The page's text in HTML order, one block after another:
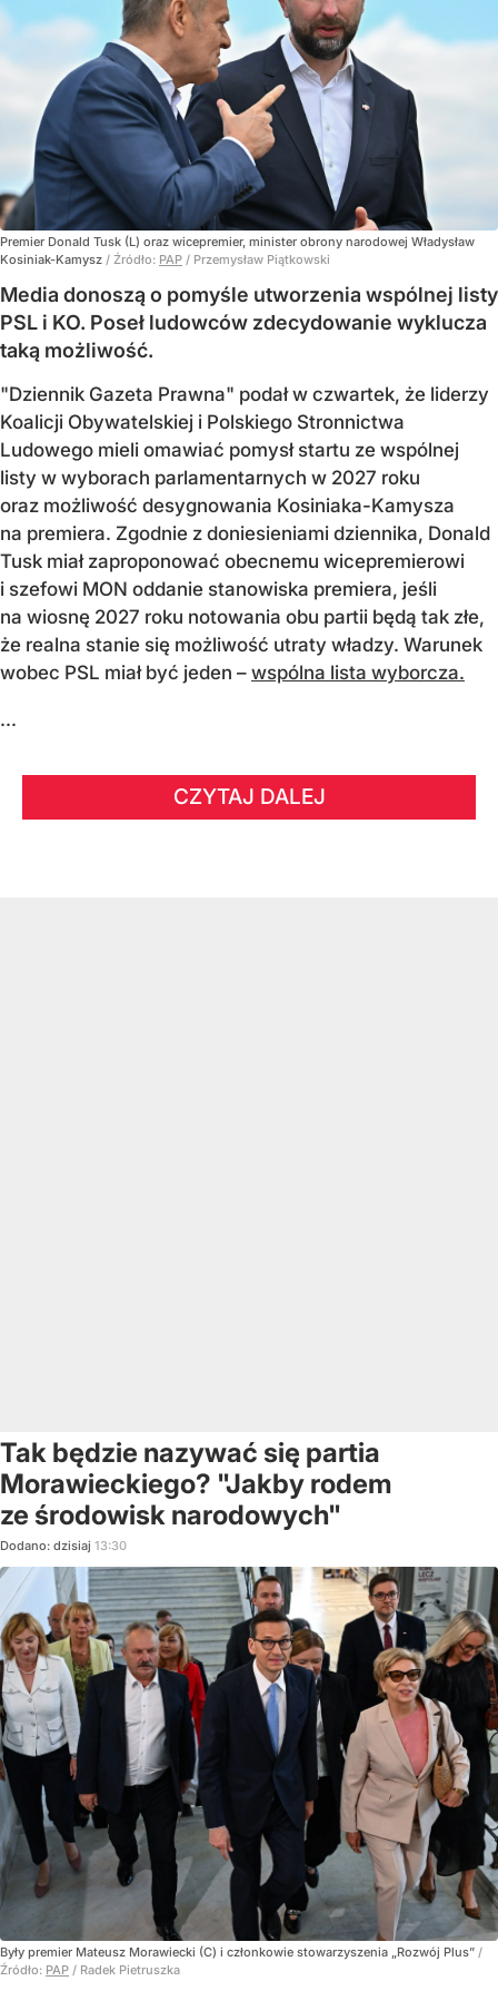
Premier Donald Tusk (L) oraz wicepremier, minister obrony narodowej Władysław
Kosiniak-Kamysz / Źródło: PAP / Przemysław Piątkowski
Media donoszą o pomyśle utworzenia wspólnej listy
PSL i KO. Poseł ludowców zdecydowanie wyklucza
taką możliwość.
"Dziennik Gazeta Prawna" podał w czwartek, że liderzy
Koalicji Obywatelskiej i Polskiego Stronnictwa
Ludowego mieli omawiać pomysł startu ze wspólnej
listy w wyborach parlamentarnych w 2027 roku
oraz możliwość desygnowania Kosiniaka-Kamysza
na premiera. Zgodnie z doniesieniami dziennika, Donald
Tusk miał zaproponować obecnemu wicepremierowi
i szefowi MON oddanie stanowiska premiera, jeśli
na wiosnę 2027 roku notowania obu partii będą tak złe,
że realna stanie się możliwość utraty władzy. Warunek
wobec PSL miał być jeden – wspólna lista wyborcza.
...
CZYTAJ DALEJ
Tak będzie nazywać się partia
Morawieckiego? "Jakby rodem
ze środowisk narodowych"
Dodano: dzisiaj 13:30
Były premier Mateusz Morawiecki (C) i członkowie stowarzyszenia „Rozwój Plus” /
Źródło: PAP / Radek Pietruszka